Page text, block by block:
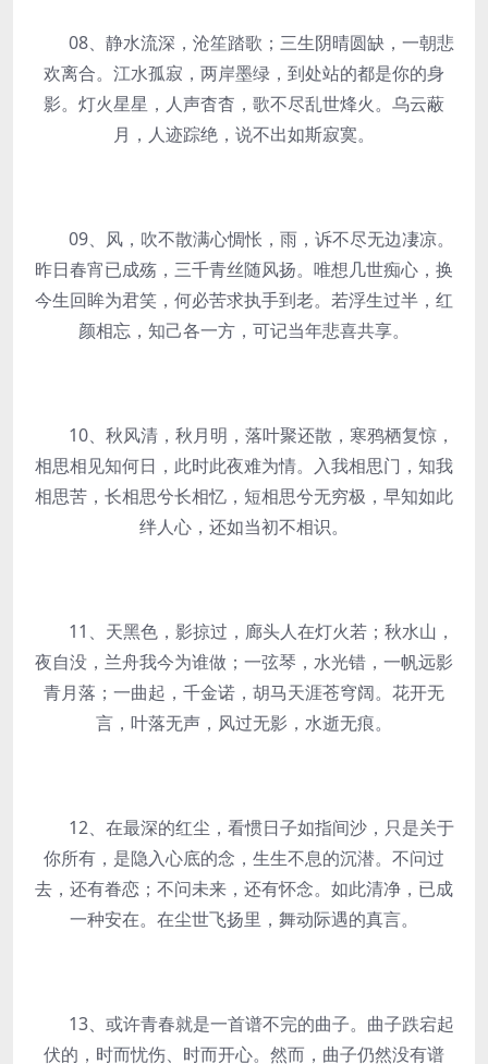
08、静水流深，沧笙踏歌；三生阴晴圆缺，一朝悲
欢离合。江水孤寂，两岸墨绿，到处站的都是你的身
影。灯火星星，人声杳杳，歌不尽乱世烽火。乌云蔽
月，人迹踪绝，说不出如斯寂寞。
09、风，吹不散满心惆怅，雨，诉不尽无边凄凉。
昨日春宵已成殇，三千青丝随风扬。唯想几世痴心，换
今生回眸为君笑，何必苦求执手到老。若浮生过半，红
颜相忘，知己各一方，可记当年悲喜共享。
10、秋风清，秋月明，落叶聚还散，寒鸦栖复惊，
相思相见知何日，此时此夜难为情。入我相思门，知我
相思苦，长相思兮长相忆，短相思兮无穷极，早知如此
绊人心，还如当初不相识。
11、天黑色，影掠过，廊头人在灯火若；秋水山，
夜自没，兰舟我今为谁做；一弦琴，水光错，一帆远影
青月落；一曲起，千金诺，胡马天涯苍穹阔。花开无
言，叶落无声，风过无影，水逝无痕。
12、在最深的红尘，看惯日子如指间沙，只是关于
你所有，是隐入心底的念，生生不息的沉潜。不问过
去，还有眷恋；不问未来，还有怀念。如此清净，已成
一种安在。在尘世飞扬里，舞动际遇的真言。
13、或许青春就是一首谱不完的曲子。曲子跌宕起
伏的，时而忧伤、时而开心。然而，曲子仍然没有谱